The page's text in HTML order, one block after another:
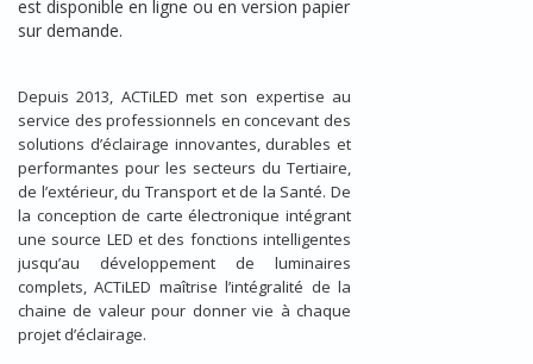
est disponible en ligne ou en version papier
sur demande.
Depuis 2013, ACTiLED met son expertise au
service des professionnels en concevant des
solutions d’éclairage innovantes, durables et
performantes pour les secteurs du Tertiaire,
de l’extérieur, du Transport et de la Santé. De
la conception de carte électronique intégrant
une source LED et des fonctions intelligentes
jusqu’au développement de luminaires
complets, ACTiLED maîtrise l’intégralité de la
chaine de valeur pour donner vie à chaque
projet d’éclairage.